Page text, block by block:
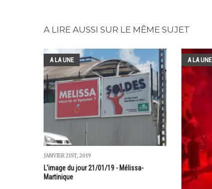
A LIRE AUSSI SUR LE MÊME SUJET
A LA UNE
JANVIER 21ST, 2019
L'image du jour 21/01/19 - Mélissa-
Martinique
A LA UNE